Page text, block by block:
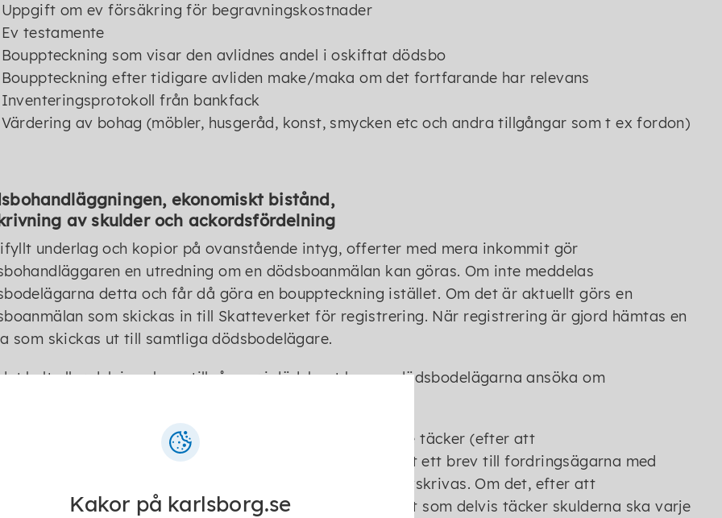
Uppgift om ev försäkring för begravningskostnader
Ev testamente
Bouppteckning som visar den avlidnes andel i oskiftat dödsbo
Bouppteckning efter tidigare avliden make/maka om det fortfarande har relevans
Inventeringsprotokoll från bankfack
Värdering av bohag (möbler, husgeråd, konst, smycken etc och andra tillgångar som t ex fordon)
ekonomiskt bistånd,
av skulder och ackordsfördelning
underlag och kopior på ovanstående intyg, offerter med mera inkommit gör
en utredning om en dödsboanmälan kan göras. Om inte meddelas
detta och får då göra en bouppteckning istället. Om det är aktuellt görs en
som skickas in till Skatteverket för registrering. När registrering är gjord hämtas en
som skickas ut till samtliga dödsbodelägare.
helt eller delvis saknas tillgångar i dödsboet kan nu dödsbodelägarna ansöka om
det finns skulder i dödsboet som dödsboets tillgångar inte täcker (efter att
är betalda) skickar dödsbodelägarna ut ett brev till fordringsägarna med
på dödsboanmälan och en begäran att skulderna ska avskrivas. Om det, efter att
är betalda finns tillgångar i dödsboet som delvis täcker skulderna ska varje
Kakor på karlsborg.se